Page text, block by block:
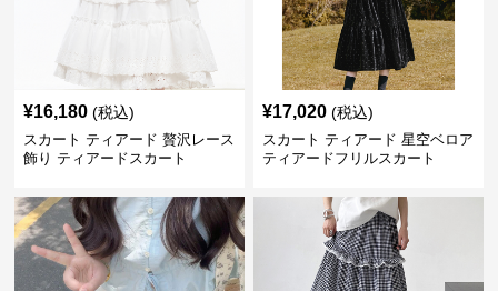
¥16,180 (税込)
スカート ティアード 贅沢レース
飾り ティアードスカート
¥17,020 (税込)
スカート ティアード 星空ベロア
ティアードフリルスカート